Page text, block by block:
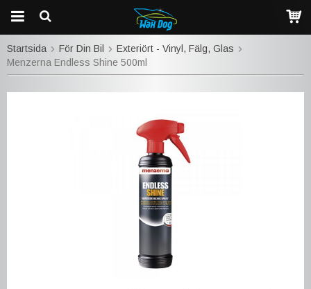
Startsida För Din Bil
Exteriört - Vinyl, Fälg, Glas
Menzerna Endless Shine 500ml